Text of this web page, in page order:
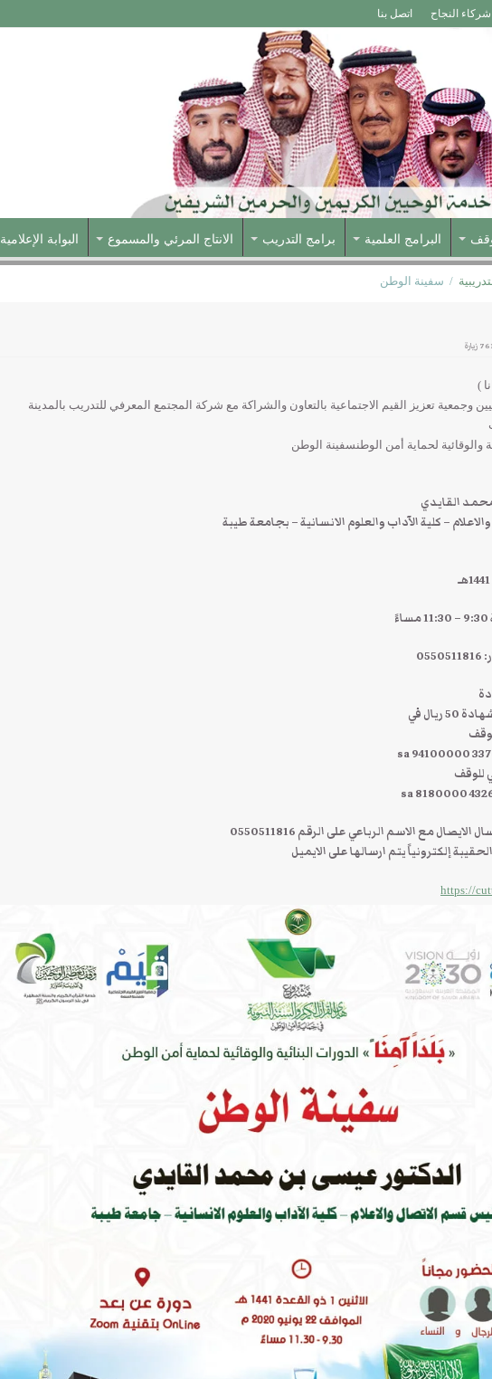
شركاء النجاح اتصل بنا
البرامج العلمية برامج التدريب الانتاج المرئي والمسموع البوابة الإعلامية
/ سفينة الوطن
زيارة
)
وجمعية تعزيز القيم الاجتماعية بالتعاون والشراكة مع شركة المجتمع المعرفي للتدريب بالمدينة
والوقائية لحماية أمن الوطنسفينة الوطن
القايدي
– كلية الآداب والعلوم الانسانية – بجامعة طيبة
في
للوقف
مع الاسم الرباعي على الرقم 0550511816
إلكترونياً يتم ارسالها على الايميل